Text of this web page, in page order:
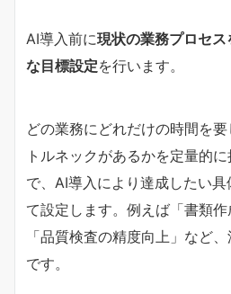
AI導入前に現状の業務プロセ
な目標設定を行います。
どの業務にどれだけの時間を
トルネックがあるかを定量的
で、AI導入により達成したい
て設定します。例えば「書類作
「品質検査の精度向上」など
です。